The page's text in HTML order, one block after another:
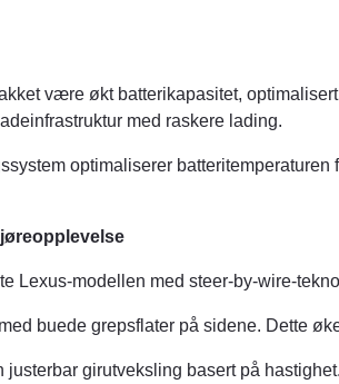
være økt batterikapasitet,
med raskere lading.
optimaliserer
Lexus-modellen med steer-by-wire-
buede grepsflater på sidene. Dette
justerbar girutveksling basert på